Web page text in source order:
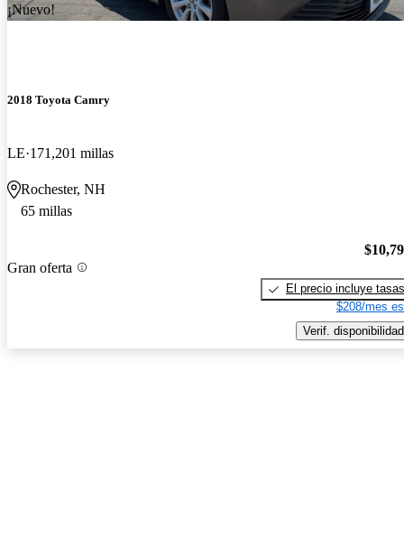
¡Nuevo!
2018 Toyota Camry
LE 171,201 millas
Rochester, NH
65 millas
Gran oferta
El precio incluye tasas
$208/mes
Verif. disponibilidad